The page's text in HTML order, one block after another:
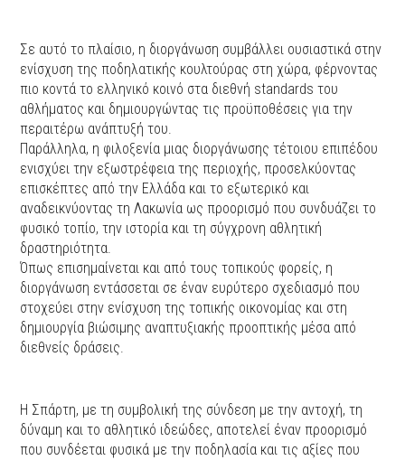
Σε αυτό το πλαίσιο, η διοργάνωση συμβάλλει ουσιαστικά στην
ενίσχυση της ποδηλατικής κουλτούρας στη χώρα, φέρνοντας
πιο κοντά το ελληνικό κοινό στα διεθνή standards του
αθλήματος και δημιουργώντας τις προϋποθέσεις για την
περαιτέρω ανάπτυξή του.
Παράλληλα, η φιλοξενία μιας διοργάνωσης τέτοιου επιπέδου
ενισχύει την εξωστρέφεια της περιοχής, προσελκύοντας
επισκέπτες από την Ελλάδα και το εξωτερικό και
αναδεικνύοντας τη Λακωνία ως προορισμό που συνδυάζει το
φυσικό τοπίο, την ιστορία και τη σύγχρονη αθλητική
δραστηριότητα.
Όπως επισημαίνεται και από τους τοπικούς φορείς, η
διοργάνωση εντάσσεται σε έναν ευρύτερο σχεδιασμό που
στοχεύει στην ενίσχυση της τοπικής οικονομίας και στη
δημιουργία βιώσιμης αναπτυξιακής προοπτικής μέσα από
διεθνείς δράσεις.
Η Σπάρτη, με τη συμβολική της σύνδεση με την αντοχή, τη
δύναμη και το αθλητικό ιδεώδες, αποτελεί έναν προορισμό
που συνδέεται φυσικά με την ποδηλασία και τις αξίες που